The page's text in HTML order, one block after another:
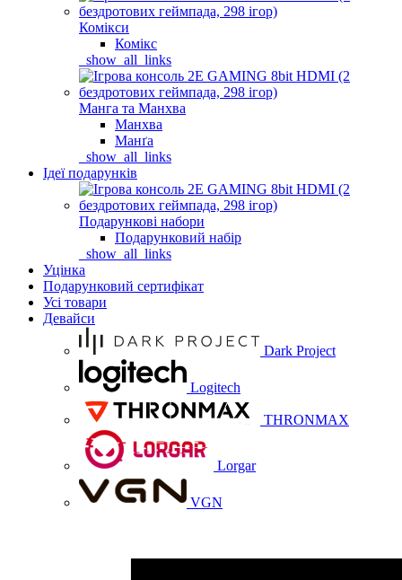
Комікси
Комікс
_show_all_links
Манга та Манхва
Манхва
Манґа
_show_all_links
Ідеї подарунків
Подарункові набори
Подарунковий набір
_show_all_links
Уцінка
Подарунковий сертифікат
Усі товари
Девайси
Dark Project
Logitech
THRONMAX
Lorgar
VGN